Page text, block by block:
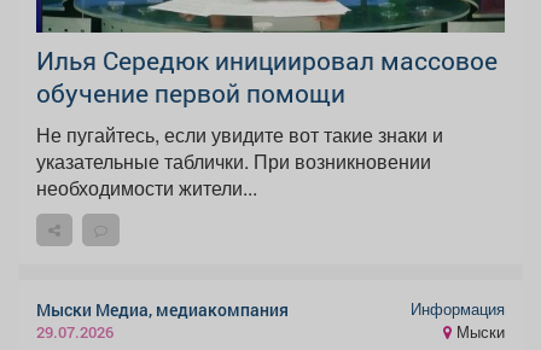
Илья Середюк инициировал массовое
обучение первой помощи
Не пугайтесь, если увидите вот такие знаки и
указательные таблички. При возникновении
необходимости жители...
Мыски Медиа, медиакомпания
29.07.2026
Информация
Мыски